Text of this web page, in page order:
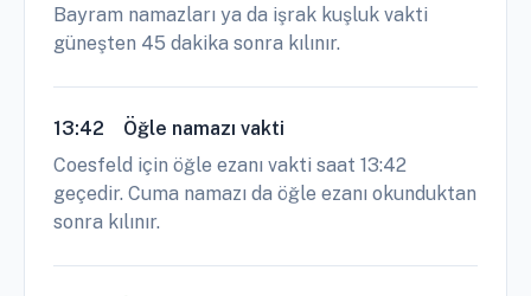
Bayram namazları ya da işrak kuşluk vakti
güneşten 45 dakika sonra kılınır.
13:42
Öğle namazı vakti
Coesfeld için öğle ezanı vakti saat 13:42
geçedir. Cuma namazı da öğle ezanı okunduktan
sonra kılınır.